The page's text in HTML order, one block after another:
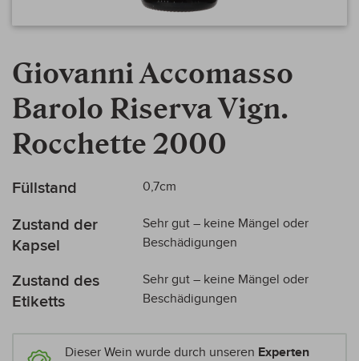
Giovanni Accomasso
Barolo Riserva Vign.
Rocchette 2000
Mehr
Füllstand 0,7cm
Zustand der
Kapsel
Sehr gut – keine Mängel oder
Beschädigungen
Zustand des
Etiketts
Sehr gut – keine Mängel oder
Beschädigungen
Dieser Wein wurde durch unseren Experten
Zum
der
Bildergalerie
springen